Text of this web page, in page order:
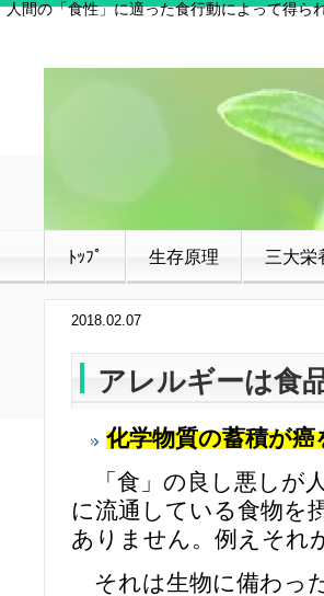
人間の「食性」に適った食行動によって得ら
ﾄｯﾌﾟ 生存原理 三大栄
2018.02.07
アレルギーは食
化学物質の蓄積が癌
「食」の良し悪しが
に流通している食物を
ありません。例えそれ
それは生物に備わっ